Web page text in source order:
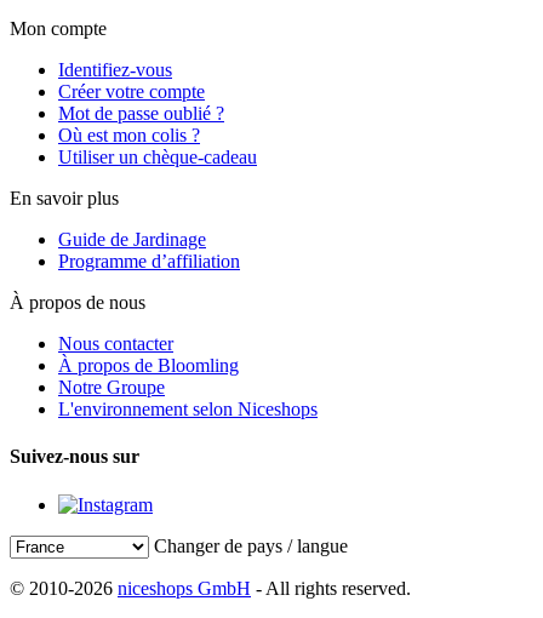
Mon compte
Identifiez-vous
Créer votre compte
Mot de passe oublié ?
Où est mon colis ?
Utiliser un chèque-cadeau
En savoir plus
Guide de Jardinage
Programme d’affiliation
À propos de nous
Nous contacter
À propos de Bloomling
Notre Groupe
L'environnement selon Niceshops
Suivez-nous sur
Changer de pays / langue
© 2010-2026 niceshops GmbH - All rights reserved.